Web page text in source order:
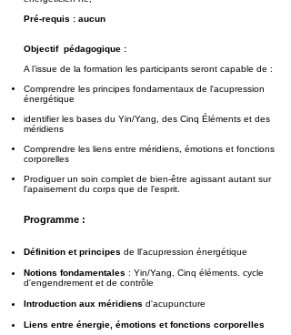
Pré-requis : aucun
Objectif pédagogique :
A l’issue de la formation les participants seront capable de :
Comprendre les principes fondamentaux de l'acupression
énergétique
identifier les bases du Yin/Yang, des Cinq Éléments et des
méridiens
Comprendre les liens entre méridiens, émotions et fonctions
corporelles
Prodiguer un soin complet de bien-être agissant autant sur
l'apaisement du corps que de l'esprit.
Programme :
Définition et principes de ll'acupression énergétique
Notions fondamentales : Yin/Yang, Cinq éléments. cycle
d'engendrement et de contrôle
Introduction aux méridiens d'acupuncture
Liens entre énergie, émotions et fonctions corporelles